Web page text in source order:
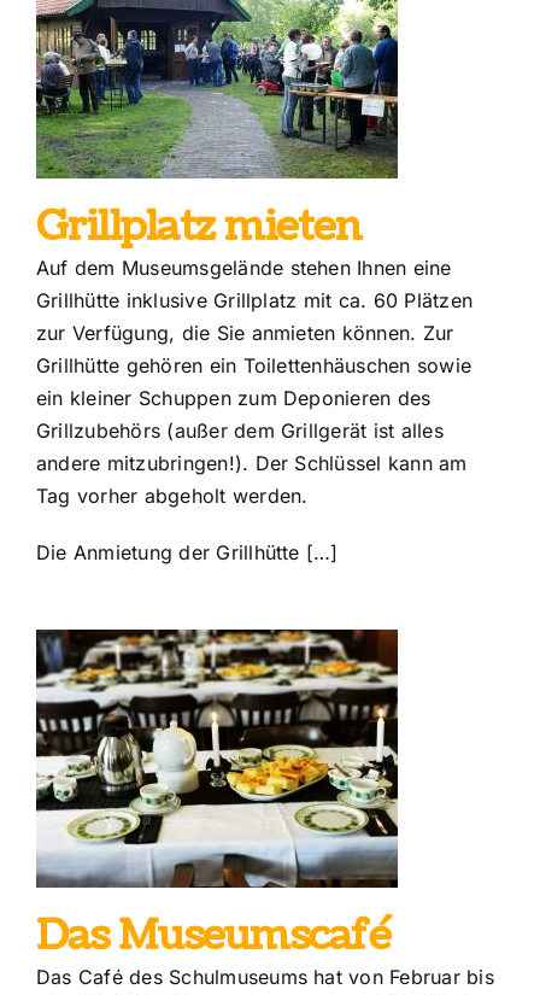
Grillplatz mieten
Auf dem Museumsgelände stehen Ihnen eine
Grillhütte inklusive Grillplatz mit ca. 60 Plätzen
zur Verfügung, die Sie anmieten können. Zur
Grillhütte gehören ein Toilettenhäuschen sowie
ein kleiner Schuppen zum Deponieren des
Grillzubehörs (außer dem Grillgerät ist alles
andere mitzubringen!). Der Schlüssel kann am
Tag vorher abgeholt werden.
Die Anmietung der Grillhütte […]
Das Museumscafé
Das Café des Schulmuseums hat von Februar bis